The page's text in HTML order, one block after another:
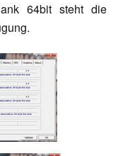
64bit steht die